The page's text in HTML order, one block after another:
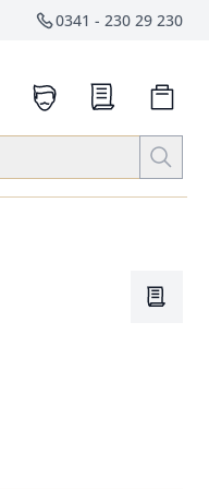
Service-
0341 - 230 29 230
anrufen